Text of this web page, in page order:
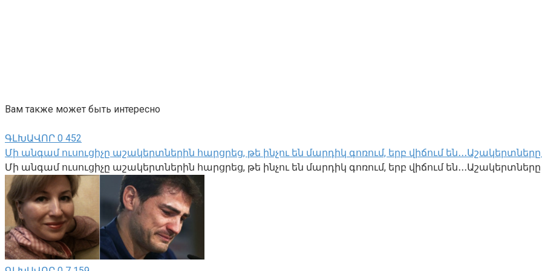
Вам также может быть интересно
ԳԼԽԱՎՈՐ 0 452
Մի անգամ ուսուցիչը աշակերտներին հարցրեց, թե ինչու են մարդիկ գոռում, երբ վիճում
Մի անգամ ուսուցիչը աշակերտներին հարցրեց, թե ինչու են մարդիկ գոռում, երբ վիճում